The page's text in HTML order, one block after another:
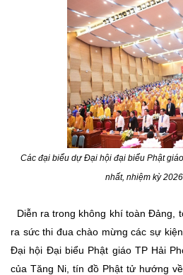
Các đại biểu dự Đại hội đại biểu Phật
nhất, nhiệm kỳ
Diễn ra trong không khí toàn Đảng,
ra sức thi đua chào mừng các sự
Đại hội Đại biểu Phật giáo TP Hải
của Tăng Ni, tín đồ Phật tử hướng